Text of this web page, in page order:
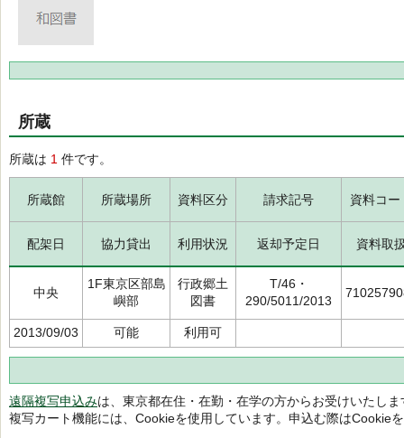
所蔵
所蔵は 1 件です。
所蔵館 所蔵場所 資料区分 請求記号 資料コー
配架日 協力貸出 利用状況 返却予定日 資料取
中央
1F東京区部島
嶼部
行政郷土
図書
T/46・
290/5011/2013
2013/09/03 可能 利用可
遠隔複写申込みは、東京都在住・在勤・在学の方からお受けいたしま
複写カート機能には、Cookieを使用しています。申込む際はCookie